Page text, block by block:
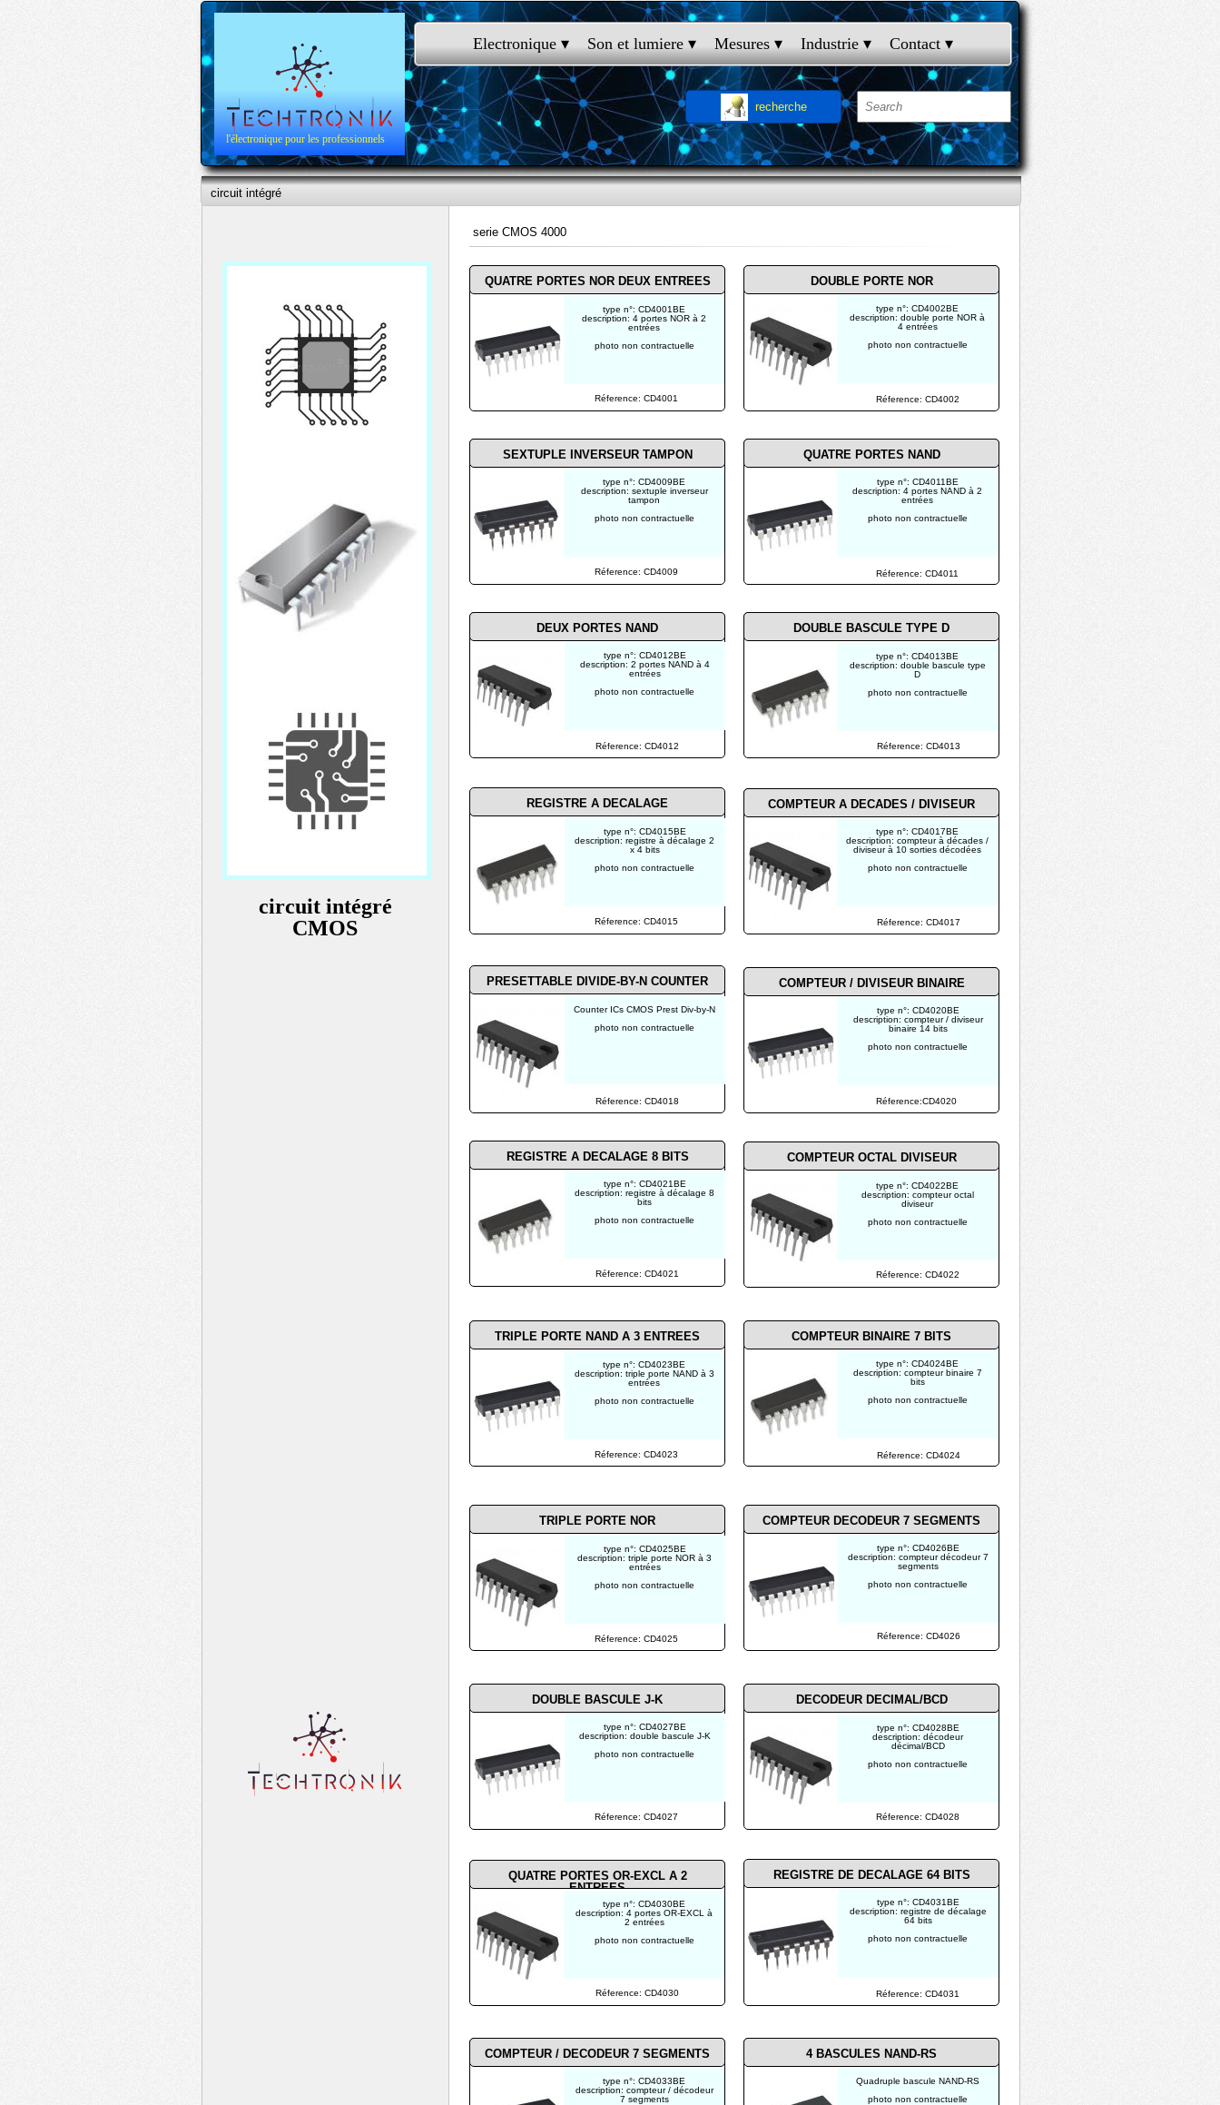
Electronique ▾ Son et lumiere ▾ Mesures ▾ Industrie ▾ Contact ▾
recherche
l'électronique pour les professionnels
circuit intégré
Réference: CD4012
type n°: CD4012BE
description: 2 portes NAND à 4
entrées
photo non contractuelle
Réference: CD4018
Réference: CD4021
Réference: CD4024
DEUX PORTES NAND
PRESETTABLE DIVIDE-BY-N COUNTER
REGISTRE A DECALAGE 8 BITS
Counter ICs CMOS Prest Div-by-N
photo non contractuelle
type n°: CD4024BE
description: compteur binaire 7
bits
photo non contractuelle
type n°: CD4022BE
description: compteur octal
diviseur
photo non contractuelle
type n°: CD4011BE
description: 4 portes NAND à 2
entrées
photo non contractuelle
Réference: CD4011
QUATRE PORTES NAND
Réference: CD4017
Réference: CD4013
Réference: CD4022
Réference:CD4020
DOUBLE BASCULE TYPE D
COMPTEUR / DIVISEUR BINAIRE
type n°: CD4017BE
description: compteur à décades /
diviseur à 10 sorties décodées
photo non contractuelle
type n°: CD4013BE
description: double bascule type
D
photo non contractuelle
type n°: CD4020BE
description: compteur / diviseur
binaire 14 bits
photo non contractuelle
type n°: CD4021BE
description: registre à décalage 8
bits
photo non contractuelle
type n°: CD4015BE
description: registre à décalage 2
x 4 bits
photo non contractuelle
type n°: CD4009BE
description: sextuple inverseur
tampon
photo non contractuelle
type n°: CD4001BE
description: 4 portes NOR à 2
entrées
photo non contractuelle
type n°: CD4023BE
description: triple porte NAND à 3
entrées
photo non contractuelle
Réference: CD4009
Réference: CD4023
Réference: CD4001
Réference: CD4015
TRIPLE PORTE NAND A 3 ENTREES
REGISTRE A DECALAGE
SEXTUPLE INVERSEUR TAMPON
QUATRE PORTES NOR DEUX ENTREES
Réference: CD4002
Réference: CD4030
Réference: CD4028
Réference: CD4025
DOUBLE PORTE NOR
QUATRE PORTES OR-EXCL A 2
ENTREES
DECODEUR DECIMAL/BCD
type n°: CD4025BE
description: triple porte NOR à 3
entrées
photo non contractuelle
type n°: CD4002BE
description: double porte NOR à
4 entrées
photo non contractuelle
type n°: CD4028BE
description: décodeur
décimal/BCD
photo non contractuelle
type n°: CD4030BE
description: 4 portes OR-EXCL à
2 entrées
photo non contractuelle
type n°: CD4031BE
description: registre de décalage
64 bits
photo non contractuelle
type n°: CD4033BE
description: compteur / décodeur
7 segments
COMPTEUR / DECODEUR 7 SEGMENTS
Réference: CD4031
Quadruple bascule NAND-RS
photo non contractuelle
type n°: CD4027BE
description: double bascule J-K
photo non contractuelle
Réference: CD4027
circuit intégré
CMOS
serie CMOS 4000
COMPTEUR A DECADES / DIVISEUR
COMPTEUR OCTAL DIVISEUR
COMPTEUR BINAIRE 7 BITS
TRIPLE PORTE NOR
type n°: CD4026BE
description: compteur décodeur 7
segments
photo non contractuelle
Réference: CD4026
COMPTEUR DECODEUR 7 SEGMENTS
DOUBLE BASCULE J-K
REGISTRE DE DECALAGE 64 BITS
4 BASCULES NAND-RS
menu
header